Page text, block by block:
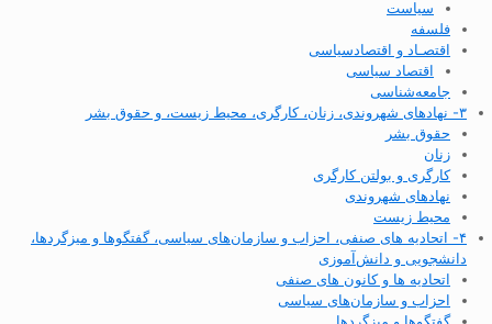
سیاست
فلسفه
اقتصـاد و اقتصاد‌سیاسی
اقتصاد سیاسی
جامعه‌شناسی
۳- نهادهای شهروندی، زنان، کارگری، محیط زیست، و حقوق بشر
حقوق بشر
زنان
کارگری و بولتن کارگری
نهادهای شهروندی
محیط زیست
۴- اتحادیه های صنفی، احزاب و سازمان‌های سیاسی، گفتگوها و میزگردها،
دانشجویی و دانش‌آموزی
اتحادیه ها و کانون های صنفی
احزاب و سازمان‌های سیاسی